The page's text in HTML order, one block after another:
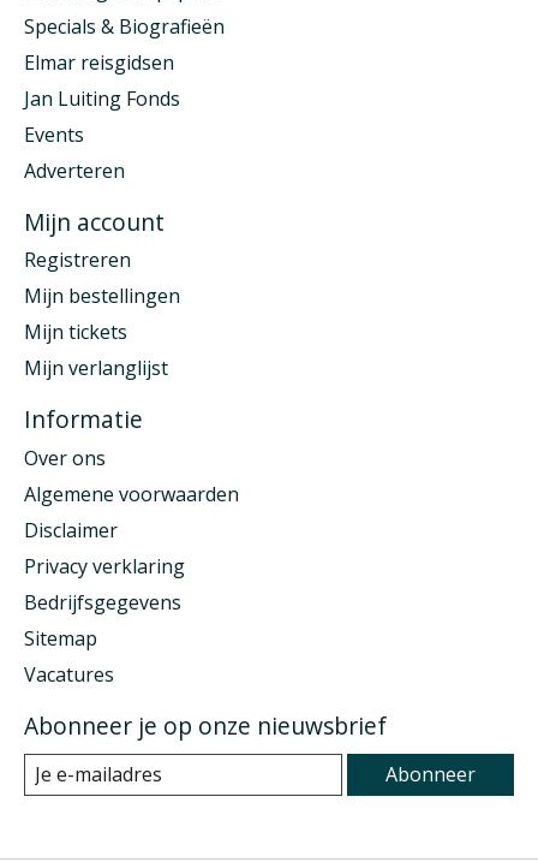
Specials & Biografieën
Elmar reisgidsen
Jan Luiting Fonds
Events
Adverteren
Mijn account
Registreren
Mijn bestellingen
Mijn tickets
Mijn verlanglijst
Informatie
Over ons
Algemene voorwaarden
Disclaimer
Privacy verklaring
Bedrijfsgegevens
Sitemap
Vacatures
Abonneer je op onze nieuwsbrief
Abonneer